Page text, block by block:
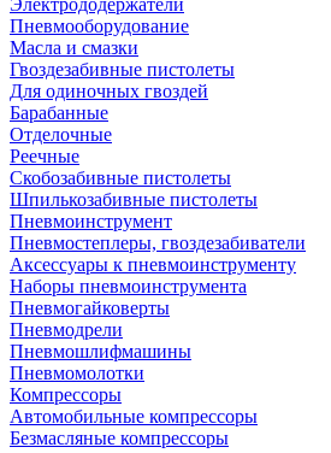
Электрододержатели
Пневмооборудование
Масла и смазки
Гвоздезабивные пистолеты
Для одиночных гвоздей
Барабанные
Отделочные
Реечные
Скобозабивные пистолеты
Шпилькозабивные пистолеты
Пневмоинструмент
Пневмостеплеры, гвоздезабиватели
Аксессуары к пневмоинструменту
Наборы пневмоинструмента
Пневмогайковерты
Пневмодрели
Пневмошлифмашины
Пневмомолотки
Компрессоры
Автомобильные компрессоры
Безмасляные компрессоры